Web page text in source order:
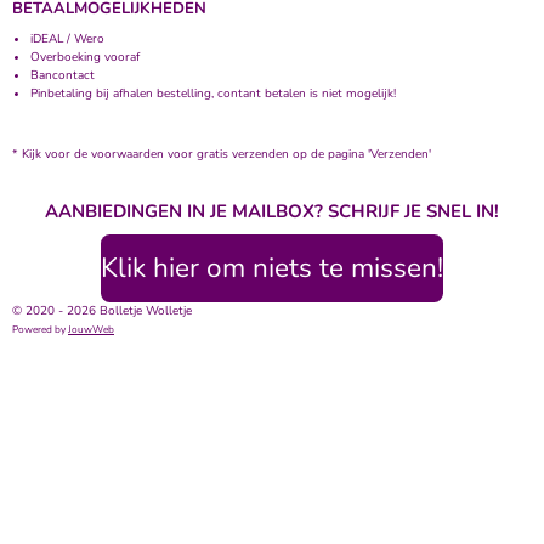
BETAALMOGELIJKHEDEN
iDEAL / Wero
Overboeking vooraf
Bancontact
Pinbetaling bij afhalen bestelling, contant betalen is niet mogelijk!
* Kijk voor de voorwaarden voor gratis verzenden op de pagina 'Verzenden'
AANBIEDINGEN IN JE MAILBOX? SCHRIJF JE SNEL IN!
Klik hier om niets te missen!
© 2020 - 2026 Bolletje Wolletje
Powered byJouwWeb